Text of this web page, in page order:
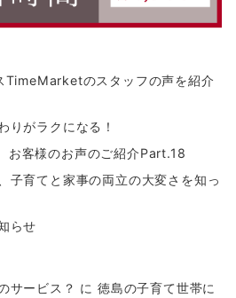
TimeMarketのスタッフの声を紹介
りがラクになる！
客様のお声のご紹介Part.18
子育てと家事の両立の大変さを知っ
らせ
サービス？ に徳島の子育て世帯に